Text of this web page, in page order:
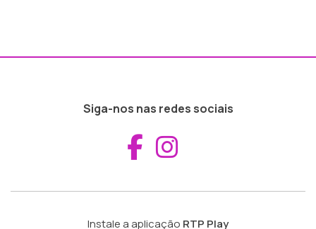
Siga-nos nas redes sociais
Aceder ao
Instale a aplicação RTP Play